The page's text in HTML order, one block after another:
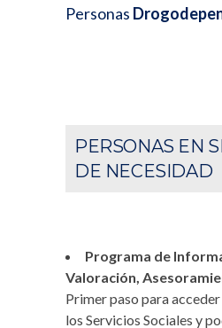
Personas
PERSONAS EN
DE NECESIDAD
Programa de
Valoración,
Primer paso para
los Servicios Sociales y